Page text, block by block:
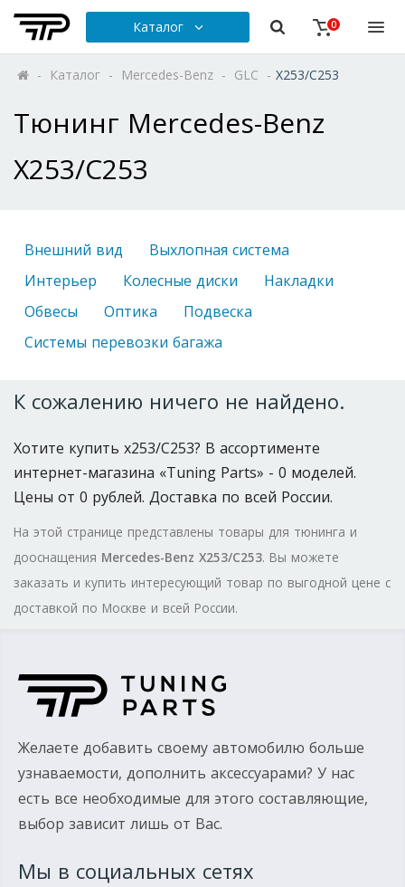
Каталог 0
- Каталог - Mercedes-Benz - GLC - X253/C253
Тюнинг Mercedes-Benz
X253/C253
Внешний вид
Выхлопная система
Интерьер
Колесные диски
Накладки
Обвесы
Оптика
Подвеска
Системы перевозки багажа
К сожалению ничего не найдено.
Хотите купить x253/C253? В ассортименте
интернет-магазина «Tuning Parts» - 0 моделей.
Цены от 0 рублей. Доставка по всей России.
На этой странице представлены товары для тюнинга и
дооснащения Mercedes-Benz X253/C253. Вы можете
заказать и купить интересующий товар по выгодной цене с
доставкой по Москве и всей России.
Желаете добавить своему автомобилю больше
узнаваемости, дополнить аксессуарами? У нас
есть все необходимые для этого составляющие,
выбор зависит лишь от Вас.
Мы в социальных сетях